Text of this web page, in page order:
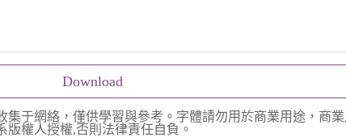
Download
于網絡，僅供學習與參考。字體請勿用於商業用途，商
權人授權,否則法律責任自負。